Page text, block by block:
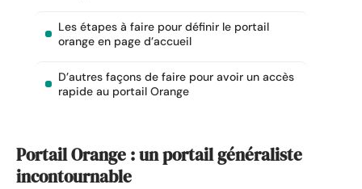
Les étapes à faire pour définir le portail
orange en page d’accueil
D’autres façons de faire pour avoir un accès
rapide au portail Orange
Portail Orange : un portail généraliste
incontournable